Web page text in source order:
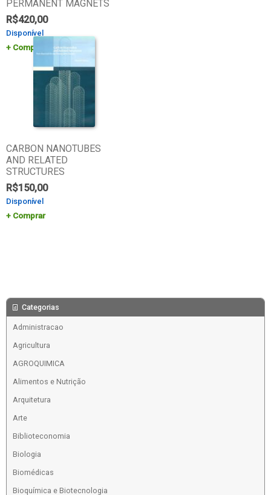
PERMANENT MAGNETS
R$420,00
Disponível
Comprar
CARBON NANOTUBES
AND RELATED
STRUCTURES
R$150,00
Disponível
Comprar
Categorias
Administracao
Agricultura
AGROQUIMICA
Alimentos e Nutrição
Arquitetura
Arte
Biblioteconomia
Biologia
Biomédicas
Bioquímica e Biotecnologia